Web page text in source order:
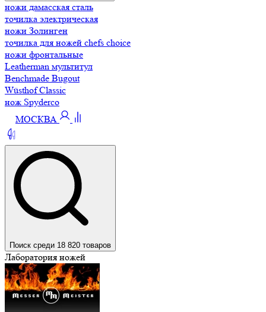
ножи дамасская сталь
точилка электрическая
ножи Золинген
точилка для ножей chefs choice
ножи фронтальные
Leatherman мультитул
Benchmade Bugout
Wüsthof Classic
нож Spyderco
МОСКВА
Поиск среди 18 820 товаров
Лаборатория ножей